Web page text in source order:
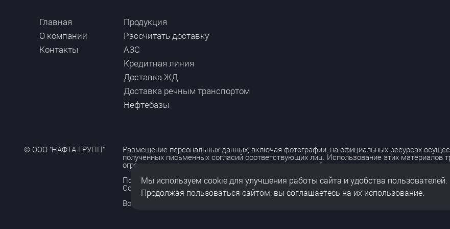
Главная
О компании
Контакты
Продукция
Рассчитать доставку
АЗС
Кредитная линия
Доставка ЖД
Доставка речным транспортом
Нефтебазы
© ООО "НАФТА ГРУПП" Размещение персональных данных, включая фотографии, на официальных ресурсах
полученных письменных согласий соответствующих лиц. Использование этих материалов
ограничено и допускается только с разрешения правообладателя.
Политика обработки персональных данных
Согласие на обработку персональных данных
Все права защищены
Мы используем cookie для улучшения работы сайта и удобства пользователей.
Продолжая пользоваться сайтом, вы соглашаетесь на их использование.